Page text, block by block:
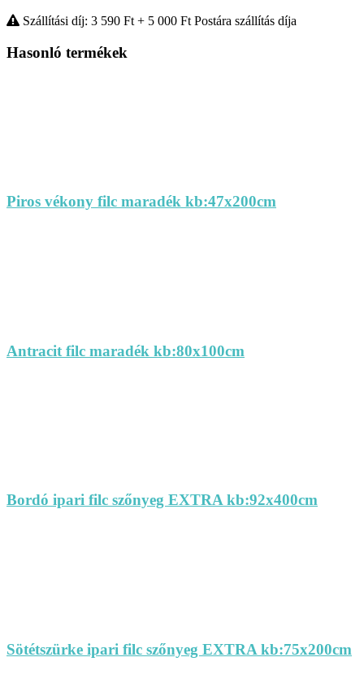
Szállítási díj: 3 590 Ft + 5 000 Ft Postára szállítás díja
Hasonló termékek
Piros vékony filc maradék kb:47x200cm
Antracit filc maradék kb:80x100cm
Bordó ipari filc szőnyeg EXTRA kb:92x400cm
Sötétszürke ipari filc szőnyeg EXTRA kb:75x200cm